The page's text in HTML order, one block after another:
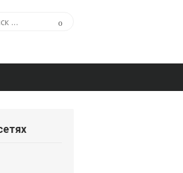
Поиск